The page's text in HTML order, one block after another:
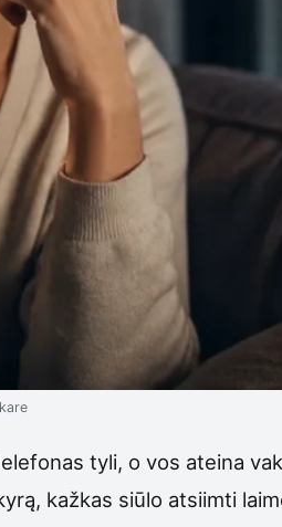
tyli, o vos ateina
kažkas siūlo atsiimti